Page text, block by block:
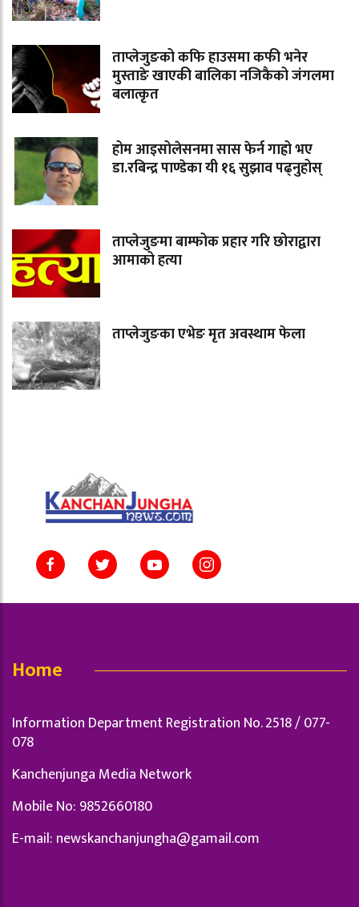
ताप्लेजुङको कफि हाउसमा कफी भनेर
मुस्ताङे खाएकी बालिका नजिकैको जंगलमा
बलात्कृत
होम आइसोलेसनमा सास फेर्न गाह्रो भए
डा.रबिन्द्र पाण्डेका यी १६ सुझाव पढ्नुहोस्
ताप्लेजुङमा बाम्फोक प्रहार गरि छोराद्वारा
आमाको हत्या
ताप्लेजुङका एभेङ मृत अवस्थाम फेला
Home
Information Department Registration No. 2518 / 077-
078
Kanchenjunga Media Network
Mobile No: 9852660180
E-mail: newskanchanjungha@gamail.com